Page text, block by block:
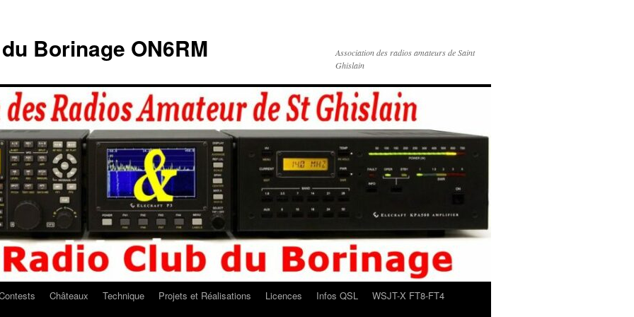
Borinage ON6RM
Association des radios amateurs de Saint
Ghislain
Châteaux Technique Projets et Réalisations Licences Infos QSL
WSJT-X FT8-FT4